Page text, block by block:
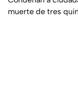
muerte de tres